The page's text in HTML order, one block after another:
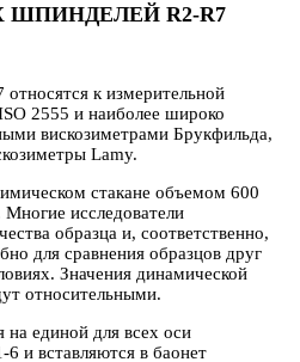
R2-R7
к измерительной
2555 и наиболее широко
вискозиметрами Брукфильда,
Lamy.
стакане объемом 600
исследователи
образца и, соответственно,
для сравнения образцов друг
Значения динамической
относительными.
на единой для всех оси
и вставляются в баонет